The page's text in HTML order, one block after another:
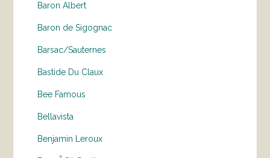
Baron Albert
Baron de Sigognac
Barsac/Sauternes
Bastide Du Claux
Bee Famous
Bellavista
Benjamin Leroux